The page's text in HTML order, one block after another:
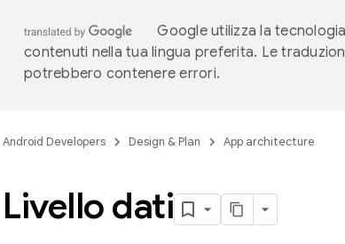
Google utilizza la
contenuti nella tua lingua preferita. Le
potrebbero contenere errori.
Android Developers Design & Plan App architecture
Livello dati